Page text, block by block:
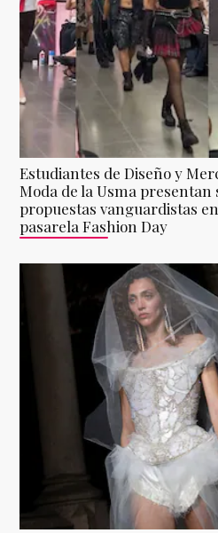
Estudiantes de Diseño y
Moda de la Usma presentan
propuestas vanguardistas
pasarela Fashion Day